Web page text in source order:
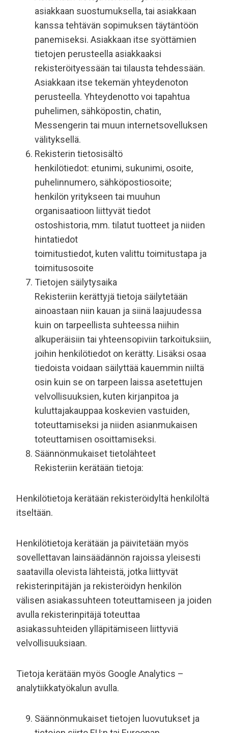
asiakkaan suostumuksella, tai asiakkaan
kanssa tehtävän sopimuksen täytäntöön
panemiseksi. Asiakkaan itse syöttämien
tietojen perusteella asiakkaaksi
rekisteröityessään tai tilausta tehdessään.
Asiakkaan itse tekemän yhteydenoton
perusteella. Yhteydenotto voi tapahtua
puhelimen, sähköpostin, chatin,
Messengerin tai muun internetsovelluksen
välityksellä.
Rekisterin tietosisältö
henkilötiedot: etunimi, sukunimi, osoite,
puhelinnumero, sähköpostiosoite;
henkilön yritykseen tai muuhun
organisaatioon liittyvät tiedot
ostoshistoria, mm. tilatut tuotteet ja niiden
hintatiedot
toimitustiedot, kuten valittu toimitustapa ja
toimitusosoite
Tietojen säilytysaika
Rekisteriin kerättyjä tietoja säilytetään
ainoastaan niin kauan ja siinä laajuudessa
kuin on tarpeellista suhteessa niihin
alkuperäisiin tai yhteensopiviin tarkoituksiin,
joihin henkilötiedot on kerätty. Lisäksi osaa
tiedoista voidaan säilyttää kauemmin niiltä
osin kuin se on tarpeen laissa asetettujen
velvollisuuksien, kuten kirjanpitoa ja
kuluttajakauppaa koskevien vastuiden,
toteuttamiseksi ja niiden asianmukaisen
toteuttamisen osoittamiseksi.
Säännönmukaiset tietolähteet
Rekisteriin kerätään tietoja:
Henkilötietoja kerätään rekisteröidyltä henkilöltä
itseltään.
Henkilötietoja kerätään ja päivitetään myös
sovellettavan lainsäädännön rajoissa yleisesti
saatavilla olevista lähteistä, jotka liittyvät
rekisterinpitäjän ja rekisteröidyn henkilön
välisen asiakassuhteen toteuttamiseen ja joiden
avulla rekisterinpitäjä toteuttaa
asiakassuhteiden ylläpitämiseen liittyviä
velvollisuuksiaan.
Tietoja kerätään myös Google Analytics –
analytiikkatyökalun avulla.
Säännönmukaiset tietojen luovutukset ja